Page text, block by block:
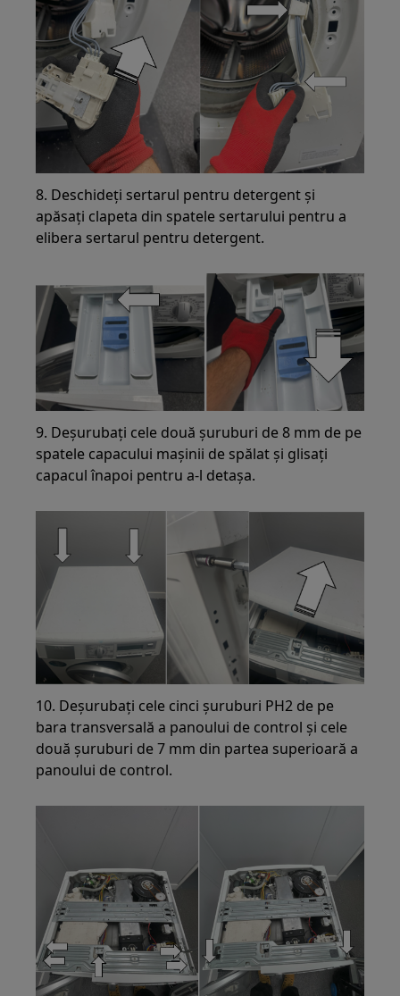
8. Deschideți sertarul pentru detergent și
apăsați clapeta din spatele sertarului pentru a
elibera sertarul pentru detergent.
9. Deșurubați cele două șuruburi de 8 mm de pe
spatele capacului mașinii de spălat și glisați
capacul înapoi pentru a-l detașa.
10. Deșurubați cele cinci șuruburi PH2 de pe
bara transversală a panoului de control și cele
două șuruburi de 7 mm din partea superioară a
panoului de control.